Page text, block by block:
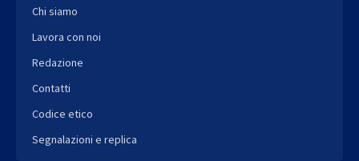
Chi siamo
Lavora con noi
Redazione
Contatti
Codice etico
Segnalazioni e replica